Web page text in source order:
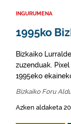
INGURUMENA
1995ko
Bizkaiko
zuzenduak.
1995eko
Bizkaiko Foru
Azken aldaketa